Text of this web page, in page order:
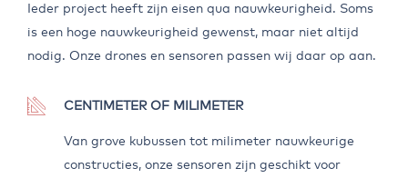
Ieder project heeft zijn eisen qua nauwkeurigheid. Soms
is een hoge nauwkeurigheid gewenst, maar niet altijd
nodig. Onze drones en sensoren passen wij daar op aan.
CENTIMETER OF MILIMETER
Van grove kubussen tot milimeter nauwkeurige
constructies, onze sensoren zijn geschikt voor